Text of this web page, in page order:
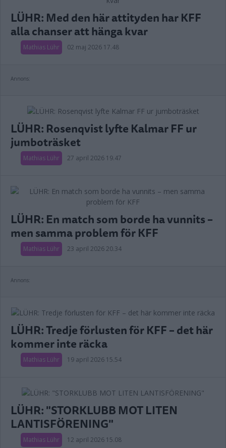
LÜHR: Med den här attityden har KFF
alla chanser att hänga kvar
Mathias Lühr 02 maj 2026 17.48
Annons:
LÜHR: Rosenqvist lyfte Kalmar FF ur
jumboträsket
Mathias Lühr 27 april 2026 19.47
LÜHR: En match som borde ha vunnits –
men samma problem för KFF
Mathias Lühr 23 april 2026 20.34
Annons:
LÜHR: Tredje förlusten för KFF – det här
kommer inte räcka
Mathias Lühr 19 april 2026 15.54
LÜHR: "STORKLUBB MOT LITEN
LANTISFÖRENING"
Mathias Lühr 12 april 2026 15.08